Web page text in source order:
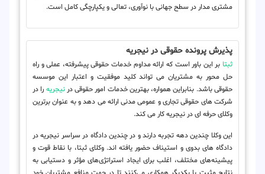
مشتری مدار در سطح جهانی با نوآوری، تعالی و یکپارچگی کامل است.
پذیرش پرونده حقوقی در نیجریه
ثبتا بر این باور است که ارائه مداوم خدمات حقوقی پیشرفته، عملی و راه
حل محور به مشتریان می تواند کلید موفقیت و اعتبار این موسسه
حقوقی باشد. بنابراین همواره، بهترین خدمات امور حقوقی درنیجریه را در
شرکت های حقوقی تجاری و عمومی مدنی ارائه می دهد و به عنوان برترین
وکلای حرفه ای در نیجریه کار می کند.
این وکلا چندین دهه تجربه دارند و در چندین دادگاه در سراسر نیجریه در
دادگاه های بدوی و استیناف حضور یافته اند. وکلای ثبتا، با نقاط قوت و
پیشینه‌های مختلف، اغلب برای ایجاد استراتژی‌های مؤثر و دستیابی به